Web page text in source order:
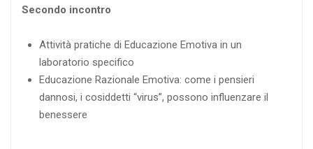
Secondo incontro
Attività pratiche di Educazione Emotiva in un
laboratorio specifico
Educazione Razionale Emotiva: come i pensieri
dannosi, i cosiddetti “virus”, possono influenzare il
benessere